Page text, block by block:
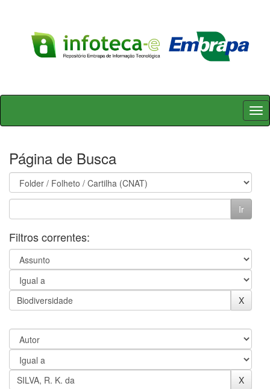
Skip
Página de Busca
Filtros correntes: